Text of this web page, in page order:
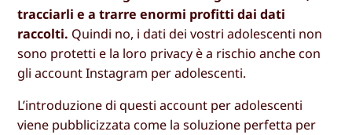
tracciarli e a trarre enormi profitti dai dati
raccolti. Quindi no, i dati dei vostri adolescenti non
sono protetti e la loro privacy è a rischio anche con
gli account Instagram per adolescenti.
L’introduzione di questi account per adolescenti
viene pubblicizzata come la soluzione perfetta per